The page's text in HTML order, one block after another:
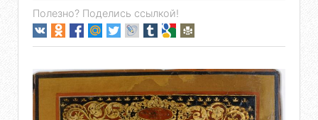
Полезно? Поделись ссылкой!